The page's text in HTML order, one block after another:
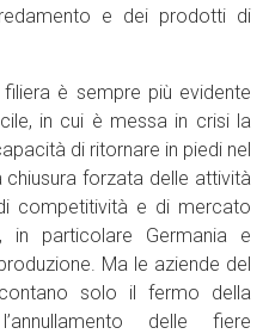
e dei prodotti di
è sempre più evidente
in cui è messa in crisi la
di ritornare in piedi nel
forzata delle attività
competitività e di mercato
in particolare Germania e
Ma le aziende del
solo il fermo della
delle fiere